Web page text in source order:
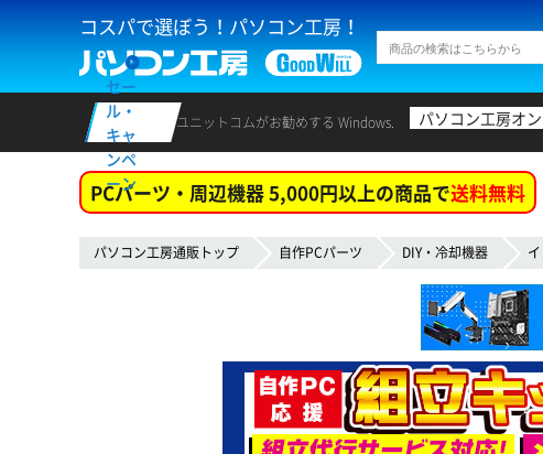
コスパで選ぼう！パソコン工房！
セー
ル・
キャ
ンペ
ーン
ユニットコムがお勧めする Windows. パソコン工房オ
PCパーツ・周辺機器 5,000円以上の商品で送料無料
パソコン工房通販トップ 自作PCパーツ DIY・冷却機器